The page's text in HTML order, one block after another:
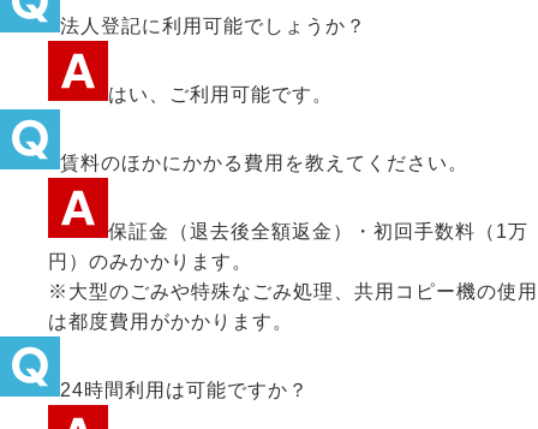
法人登記に利用可能でしょうか？
はい、ご利用可能です。
賃料のほかにかかる費用を教えてください。
保証金（退去後全額返金）・初回手数料（1万
円）のみかかります。
※大型のごみや特殊なごみ処理、共用コピー機の使用
は都度費用がかかります。
24時間利用は可能ですか？